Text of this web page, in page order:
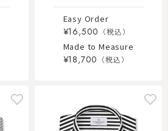
Easy Order
¥16,500
Made to Measure
¥18,700